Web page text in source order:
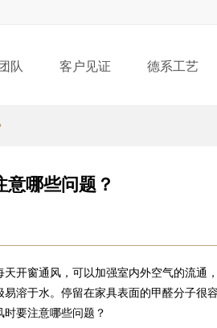
队 客户见证 德系工艺
哪些问题？
开窗通风，可以加强室内外空气的流通
溶于水。停留在家具表面的甲醛分子很
要注意哪些问题？